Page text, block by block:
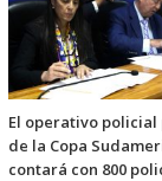
El operativo policial
de la Copa
contará con 800